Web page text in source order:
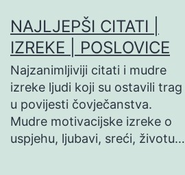
na
sadržaj
NAJLJEPŠI CITATI |
IZREKE | POSLOVICE
Najzanimljiviji citati i mudre
izreke ljudi koji su ostavili trag
u povijesti čovječanstva.
Mudre motivacijske izreke o
uspjehu, ljubavi, sreći, životu…